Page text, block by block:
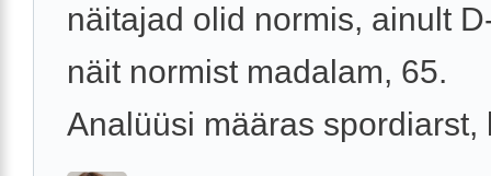
näitajad olid normis, ainult
näit normist madalam, 65.
Analüüsi määras spordiarst,